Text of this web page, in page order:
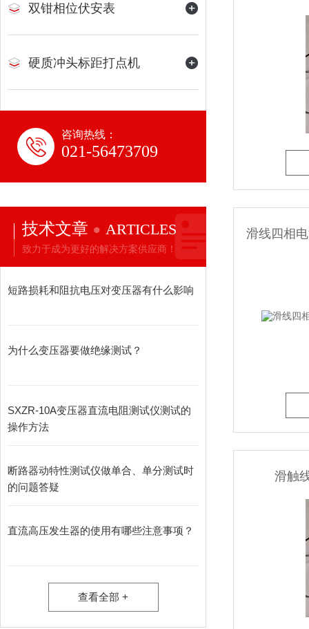
双钳相位伏安表
硬质冲头标距打点机
咨询热线：
021-56473709
技术文章 ARTICLES
致力于成为更好的解决方案供应商！
短路损耗和阻抗电压对变压器有什么影响
为什么变压器要做绝缘测试？
SXZR-10A变压器直流电阻测试仪测试的
操作方法
断路器动特性测试仪做单合、单分测试时
的问题答疑
直流高压发生器的使用有哪些注意事项？
查看全部 +
滑线四相
滑触